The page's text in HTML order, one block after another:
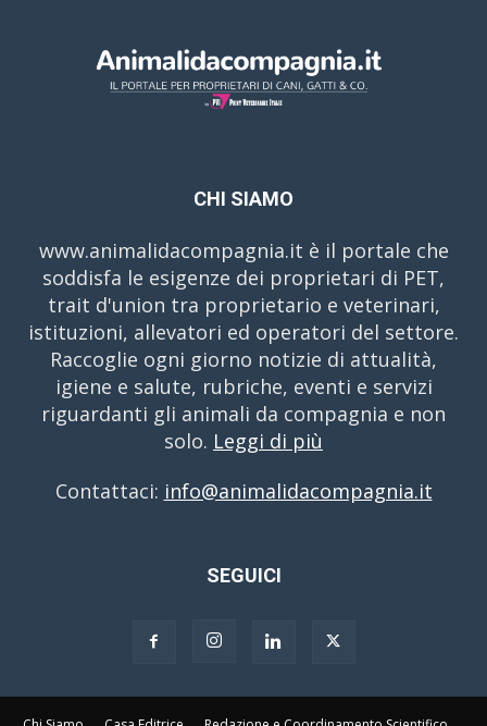
CHI SIAMO
www.animalidacompagnia.it è il portale che
soddisfa le esigenze dei proprietari di PET,
trait d'union tra proprietario e veterinari,
istituzioni, allevatori ed operatori del settore.
Raccoglie ogni giorno notizie di attualità,
igiene e salute, rubriche, eventi e servizi
riguardanti gli animali da compagnia e non
solo. Leggi di più
Contattaci: info@animalidacompagnia.it
SEGUICI